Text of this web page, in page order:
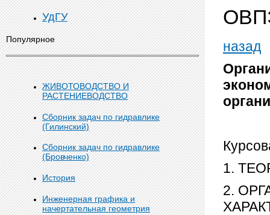
УдГУ
Популярное
ЖИВОТОВОДСТВО И
РАСТЕНИЕВОДСТВО
Сборник задач по гидравлике
(Гилинский)
Сборник задач по гидравлике
(Бровченко)
История
Инженерная графика и
начертательная геометрия
назад
1.
2.